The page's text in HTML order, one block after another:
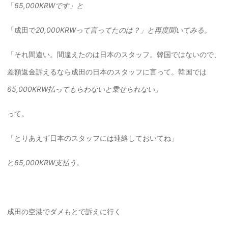
「65,000KRWです」と
「成田で20,000KRWって言ってたのは？」と再度聞いてみる。
「それ間違い。間違えたのは日本のスタッフ。韓国ではないので、
差額返金訴えるなら成田の日本のスタッフに言って。韓国では
65,000KRW払ってもらわないと乗せられない」
って。
「とりあえず日本のスタッフには連絡しておいてね」
と 65,000KRW支払う。
成田の空港でダメもとで訴えに行く